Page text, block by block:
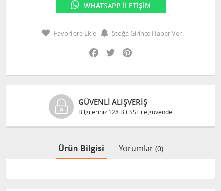
WHATSAPP İLETIŞIM
Favorilere Ekle
Stoğa Girince Haber Ver
Facebook
Twitter
GÜVENLI ALIŞVERIŞ
Bilgileriniz 128 Bit SSL ile güvende
Ürün Bilgisi Yorumlar (0)